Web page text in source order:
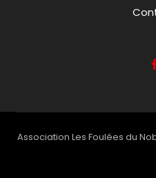
Association Les Foulées du